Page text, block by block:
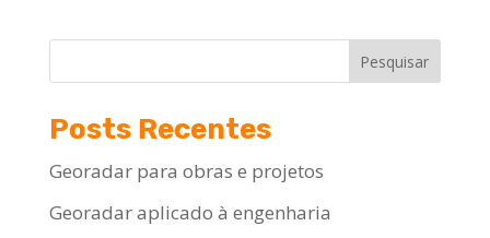
Pesquisar
Posts Recentes
Georadar para obras e projetos
Georadar aplicado à engenharia